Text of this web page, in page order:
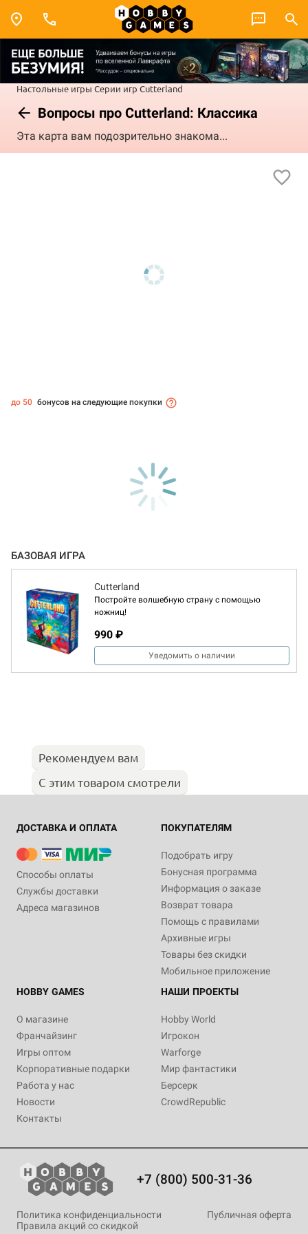
Настольные игры Серии игр Cutterland
Вопросы про Cutterland: Классика
Эта карта вам подозрительно знакома...
до 50 бонусов на следующие покупки
БАЗОВАЯ ИГРА
Cutterland
Постройте волшебную страну с помощью
ножниц!
990 ₽
Уведомить о наличии
Рекомендуем вам
С этим товаром смотрели
ДОСТАВКА И ОПЛАТА
Способы оплаты
Службы доставки
Адреса магазинов
ПОКУПАТЕЛЯМ
Подобрать игру
Бонусная программа
Информация о заказе
Возврат товара
Помощь с правилами
Архивные игры
Товары без скидки
Мобильное приложение
HOBBY GAMES
О магазине
Франчайзинг
Игры оптом
Корпоративные подарки
Работа у нас
Новости
Контакты
НАШИ ПРОЕКТЫ
Hobby World
Игрокон
Warforge
Мир фантастики
Берсерк
CrowdRepublic
+7 (800) 500-31-36
Политика конфиденциальности
Публичная оферта
Правила акций со скидкой